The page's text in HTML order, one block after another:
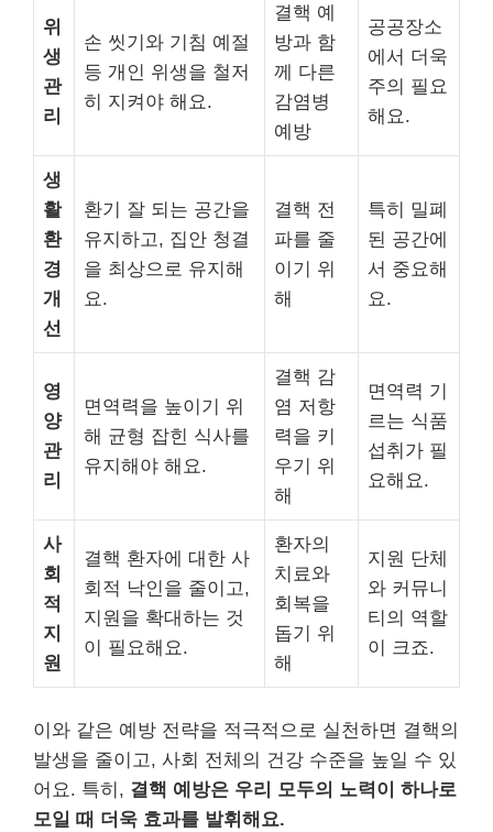
위
생
관
리
손 씻기와 기침 예절
등 개인 위생을 철저
히 지켜야 해요.
결핵 예
방과 함
께 다른
감염병
예방
공공장소
에서 더욱
주의 필요
해요.
생
활
환
경
개
선
환기 잘 되는 공간을
유지하고, 집안 청결
을 최상으로 유지해
요.
결핵 전
파를 줄
이기 위
해
특히 밀폐
된 공간에
서 중요해
요.
영
양
관
리
면역력을 높이기 위
해 균형 잡힌 식사를
유지해야 해요.
결핵 감
염 저항
력을 키
우기 위
해
면역력 기
르는 식품
섭취가 필
요해요.
사
회
적
지
원
결핵 환자에 대한 사
회적 낙인을 줄이고,
지원을 확대하는 것
이 필요해요.
환자의
치료와
회복을
돕기 위
해
지원 단체
와 커뮤니
티의 역할
이 크죠.
이와 같은 예방 전략을 적극적으로 실천하면 결핵의
발생을 줄이고, 사회 전체의 건강 수준을 높일 수 있
어요. 특히, 결핵 예방은 우리 모두의 노력이 하나로
모일 때 더욱 효과를 발휘해요.